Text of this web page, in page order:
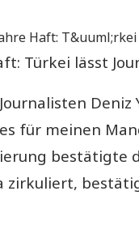
Türkei lässt
Deniz
für meinen
bestätigte